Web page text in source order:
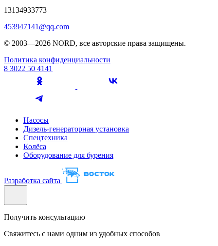
13134933773
453947141@qq.com
© 2003—2026 NORD, все авторские права защищены.
Политика конфиденциальности
8 3022 50 4141
Насосы
Дизель-генераторная установка
Спецтехника
Колёса
Оборудование для бурения
Разработка сайта
Получить консультацию
Свяжитесь с нами одним из удобных способов